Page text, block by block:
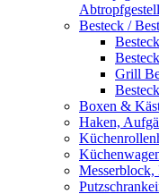
Abtropfgestell
Besteck /
Grill
Boxen &
Haken,
Messerblock,